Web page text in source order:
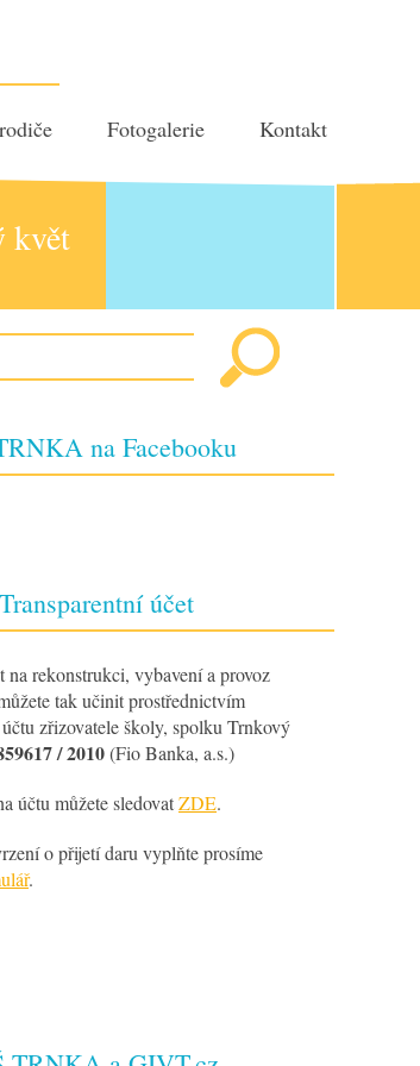
Fotogalerie Kontakt
květ
na Facebooku
Transparentní účet
na rekonstrukci, vybavení a provoz
tak učinit prostřednictvím
zřizovatele školy, spolku Trnkový
/ 2010(Fio Banka, a.s.)
účtu můžete sledovatZDE.
o přijetí daru vyplňte prosíme
.